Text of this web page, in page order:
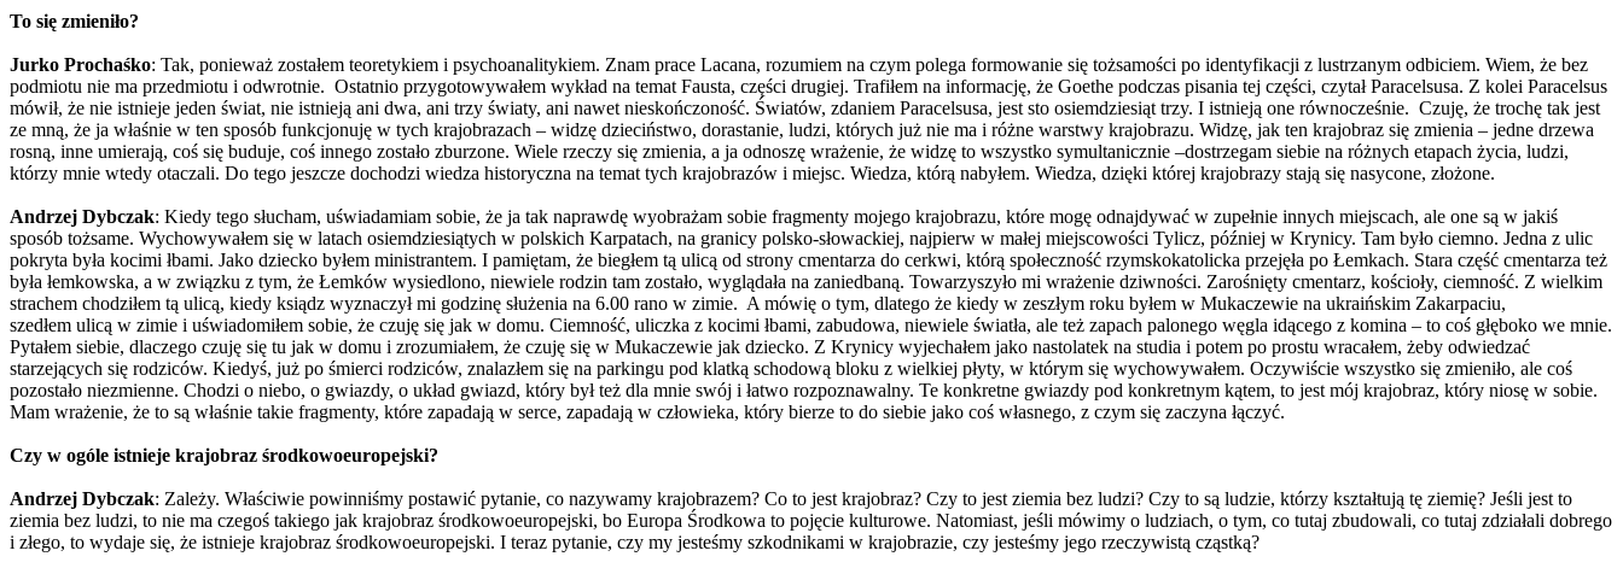
To się zmieniło?
Jurko Prochaśko: Tak, ponieważ zostałem teoretykiem i psychoanalitykiem. Znam prace Lacana, rozumiem na czym polega formowanie się tożsamości po identyfikacji z lustrzanym odbiciem. Wiem, że bez
podmiotu nie ma przedmiotu i odwrotnie. Ostatnio przygotowywałem wykład na temat Fausta, części drugiej. Trafiłem na informację, że Goethe podczas pisania tej części, czytał Paracelsusa. Z kolei Paracelsus
mówił, że nie istnieje jeden świat, nie istnieją ani dwa, ani trzy światy, ani nawet nieskończoność. Światów, zdaniem Paracelsusa, jest sto osiemdziesiąt trzy. I istnieją one równocześnie. Czuję, że trochę tak jest
ze mną, że ja właśnie w ten sposób funkcjonuję w tych krajobrazach – widzę dzieciństwo, dorastanie, ludzi, których już nie ma i różne warstwy krajobrazu. Widzę, jak ten krajobraz się zmienia – jedne drzewa
rosną, inne umierają, coś się buduje, coś innego zostało zburzone. Wiele rzeczy się zmienia, a ja odnoszę wrażenie, że widzę to wszystko symultanicznie –dostrzegam siebie na różnych etapach życia, ludzi,
którzy mnie wtedy otaczali. Do tego jeszcze dochodzi wiedza historyczna na temat tych krajobrazów i miejsc. Wiedza, którą nabyłem. Wiedza, dzięki której krajobrazy stają się nasycone, złożone.
Andrzej Dybczak: Kiedy tego słucham, uświadamiam sobie, że ja tak naprawdę wyobrażam sobie fragmenty mojego krajobrazu, które mogę odnajdywać w zupełnie innych miejscach, ale one są w jakiś
sposób tożsame. Wychowywałem się w latach osiemdziesiątych w polskich Karpatach, na granicy polsko-słowackiej, najpierw w małej miejscowości Tylicz, później w Krynicy. Tam było ciemno. Jedna z ulic
pokryta była kocimi łbami. Jako dziecko byłem ministrantem. I pamiętam, że biegłem tą ulicą od strony cmentarza do cerkwi, którą społeczność rzymskokatolicka przejęła po Łemkach. Stara część cmentarza też
była łemkowska, a w związku z tym, że Łemków wysiedlono, niewiele rodzin tam zostało, wyglądała na zaniedbaną. Towarzyszyło mi wrażenie dziwności. Zarośnięty cmentarz, kościoły, ciemność. Z wielkim
strachem chodziłem tą ulicą, kiedy ksiądz wyznaczył mi godzinę służenia na 6.00 rano w zimie. A mówię o tym, dlatego że kiedy w zeszłym roku byłem w Mukaczewie na ukraińskim Zakarpaciu,
szedłem ulicą w zimie i uświadomiłem sobie, że czuję się jak w domu. Ciemność, uliczka z kocimi łbami, zabudowa, niewiele światła, ale też zapach palonego węgla idącego z komina – to coś głęboko we mnie.
Pytałem siebie, dlaczego czuję się tu jak w domu i zrozumiałem, że czuję się w Mukaczewie jak dziecko. Z Krynicy wyjechałem jako nastolatek na studia i potem po prostu wracałem, żeby odwiedzać
starzejących się rodziców. Kiedyś, już po śmierci rodziców, znalazłem się na parkingu pod klatką schodową bloku z wielkiej płyty, w którym się wychowywałem. Oczywiście wszystko się zmieniło, ale coś
pozostało niezmienne. Chodzi o niebo, o gwiazdy, o układ gwiazd, który był też dla mnie swój i łatwo rozpoznawalny. Te konkretne gwiazdy pod konkretnym kątem, to jest mój krajobraz, który niosę w sobie.
Mam wrażenie, że to są właśnie takie fragmenty, które zapadają w serce, zapadają w człowieka, który bierze to do siebie jako coś własnego, z czym się zaczyna łączyć.
Czy w ogóle istnieje krajobraz środkowoeuropejski?
Andrzej Dybczak: Zależy. Właściwie powinniśmy postawić pytanie, co nazywamy krajobrazem? Co to jest krajobraz? Czy to jest ziemia bez ludzi? Czy to są ludzie, którzy kształtują tę ziemię? Jeśli jest to
ziemia bez ludzi, to nie ma czegoś takiego jak krajobraz środkowoeuropejski, bo Europa Środkowa to pojęcie kulturowe. Natomiast, jeśli mówimy o ludziach, o tym, co tutaj zbudowali, co tutaj zdziałali dobrego
i złego, to wydaje się, że istnieje krajobraz środkowoeuropejski. I teraz pytanie, czy my jesteśmy szkodnikami w krajobrazie, czy jesteśmy jego rzeczywistą cząstką?